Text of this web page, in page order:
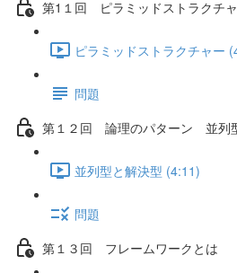
第1１回 ピラミッドストラクチ
ピラミッドストラクチャー
問題
第１２回 論理のパターン 並列
並列型と解決型 (4:11)
問題
第１３回 フレームワークとは